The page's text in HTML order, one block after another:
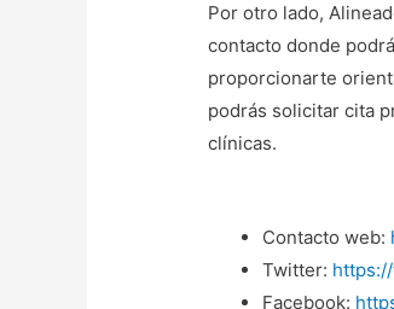
Por otro lado,
contacto donde
proporcionarte
podrás solicitar cita
clínicas.
Contacto web:
Twitter:
Facebook: